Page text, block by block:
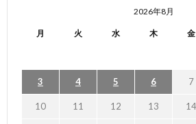
2026年8月
月 火 水 木 金
3 4 5 6 7
10 11 12 13 14